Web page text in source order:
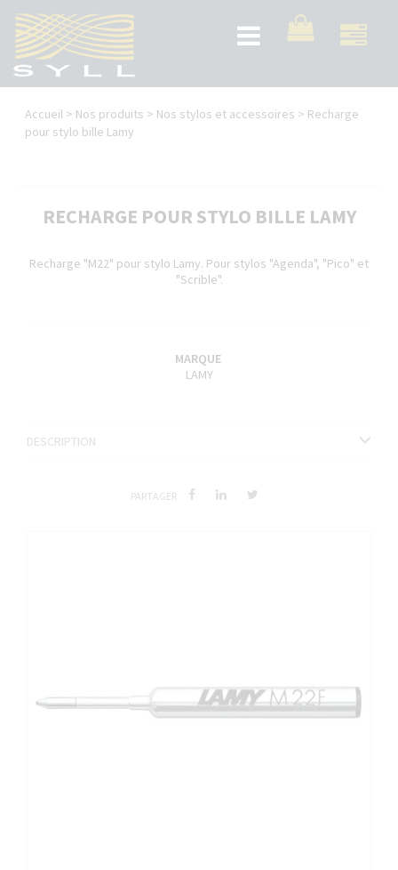
contenu
principal
Toggle
navigation
Vous
êtes
Accueil > Nos produits > Nos stylos et accessoires > Recharge
pour stylo bille Lamy
RECHARGE POUR STYLO BILLE LAMY
Recharge "M22" pour stylo Lamy. Pour stylos "Agenda", "Pico" et
"Scrible".
MARQUE
LAMY
DESCRIPTION
PARTAGER